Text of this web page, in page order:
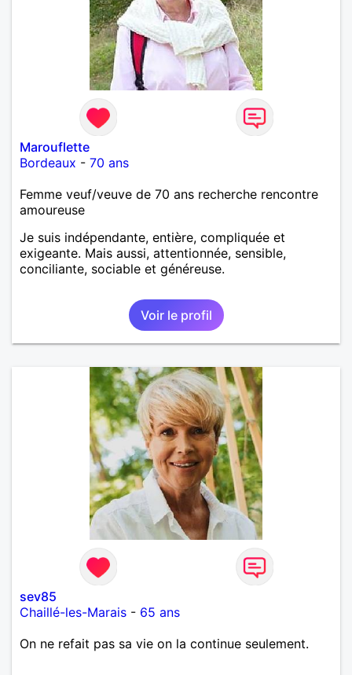
Marouflette
Bordeaux - 70 ans
Femme veuf/veuve de 70 ans recherche rencontre
amoureuse
Je suis indépendante, entière, compliquée et
exigeante. Mais aussi, attentionnée, sensible,
conciliante, sociable et généreuse.
Voir le profil
sev85
Chaillé-les-Marais - 65 ans
On ne refait pas sa vie on la continue seulement.